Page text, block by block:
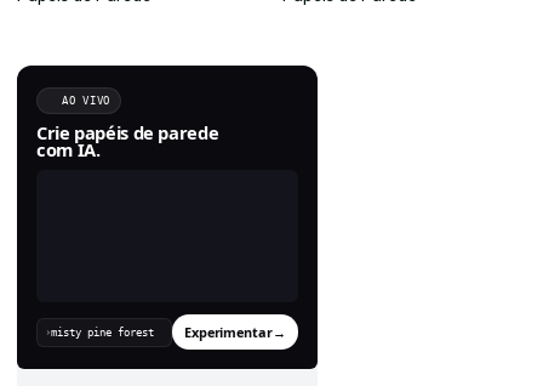
AO VIVO
Crie papéis de parede
com IA.
› Experimentar→